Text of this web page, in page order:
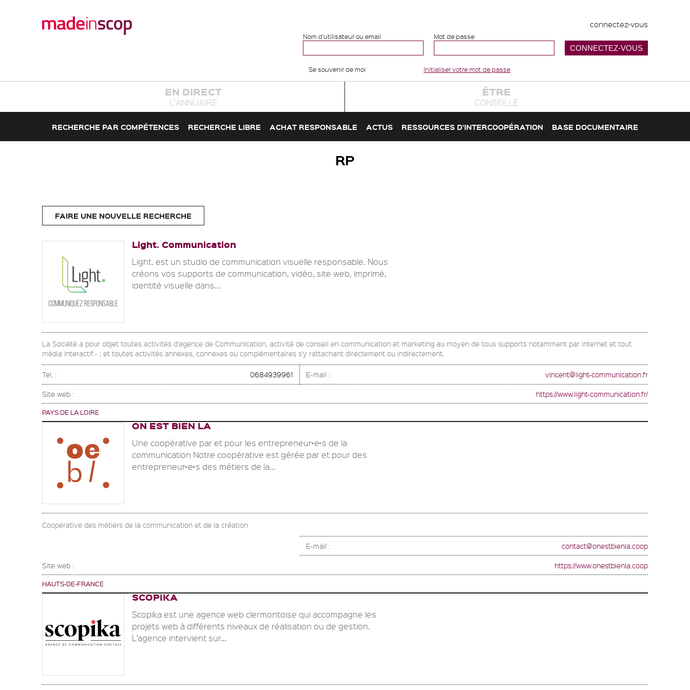
connectez-vous
Nom d'utilisateur ou email Mot de passe
Se souvenir de moi Initialiser votre mot de passe
EN DIRECT
L'ANNUAIRE
ÊTRE
CONSEILLÉ
RECHERCHE PAR COMPÉTENCES RECHERCHE LIBRE ACHAT RESPONSABLE ACTUS RESSOURCES D'INTERCOOPÉRATION BASE DOCUMENTAIRE
RP
FAIRE UNE NOUVELLE RECHERCHE
Light. Communication
Light. est un studio de communication visuelle responsable. Nous
créons vos supports de communication, vidéo, site web, imprimé,
identité visuelle dans...
La Société a pour objet toutes activités d'agence de Communication, activité de conseil en communication et marketing au moyen de tous supports notamment par internet et tout
média interactif.- ; et toutes activités annexes, connexes ou complémentaires s'y rattachant directement ou indirectement.
Tel. : 0684939961 E-mail : vincent@light-communication.fr
Site web : https://www.light-communication.fr/
PAYS DE LA LOIRE
ON EST BIEN LA
Une coopérative par et pour les entrepreneur•e•s de la
communication Notre coopérative est gérée par et pour des
entrepreneur•e•s des métiers de la...
Coopérative des métiers de la communication et de la création
E-mail : contact@onestbienla.coop
Site web : https://www.onestbienla.coop
HAUTS-DE-FRANCE
SCOPIKA
Scopika est une agence web clermontoise qui accompagne les
projets web à différents niveaux de réalisation ou de gestion.
L’agence intervient sur...